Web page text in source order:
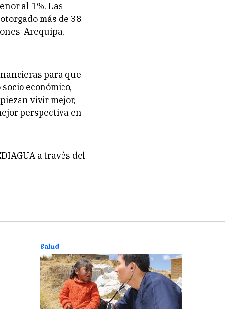
al 1%. Las
más de 38
Arequipa,
para que
económico,
vivir mejor,
perspectiva en
a través del
Salud